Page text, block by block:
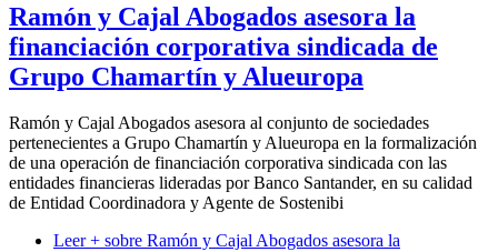
Ramón y Cajal Abogados asesora la
financiación corporativa sindicada de
Grupo Chamartín y Alueuropa
Ramón y Cajal Abogados asesora al conjunto de sociedades
pertenecientes a Grupo Chamartín y Alueuropa en la formalización
de una operación de financiación corporativa sindicada con las
entidades financieras lideradas por Banco Santander, en su calidad
de Entidad Coordinadora y Agente de Sostenibi
Leer + sobre Ramón y Cajal Abogados asesora la